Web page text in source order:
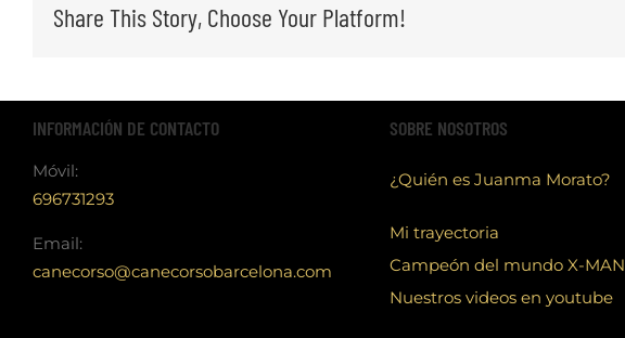
Share This Story, Choose Your Platform!
INFORMACIÓN DE CONTACTO
Móvil:
696731293
Email:
canecorso@canecorsobarcelona.com
SOBRE NOSOTROS
¿Quién es Juanma Morato?
Mi trayectoria
Campeón del mundo X-MAN
Nuestros videos en youtube